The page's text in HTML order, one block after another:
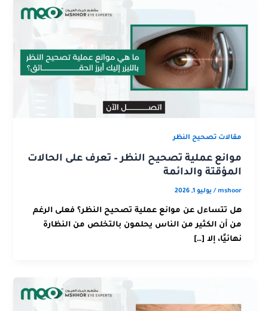
مقالات تصحيح النظر
موانع عملية تصحيح النظر – تعرف على الحالات
المؤقتة والدائمة
mshoor
/ يوليو 1, 2026
هل تتساءل عن موانع عملية تصحيح النظر؟ فعلى الرغم
من أن الكثير من الناس يحلمون بالتخلص من النظارة
نهائيًا، إلا […]